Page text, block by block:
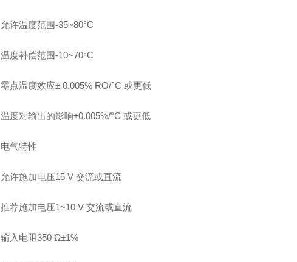
允许温度范围-35~80°C
温度补偿范围-10~70°C
零点温度效应± 0.005% RO/°C 或更低
温度对输出的影响±0.005%/°C 或更低
电气特性
允许施加电压15 V 交流或直流
推荐施加电压1~10 V 交流或直流
输入电阻350 Ω±1%